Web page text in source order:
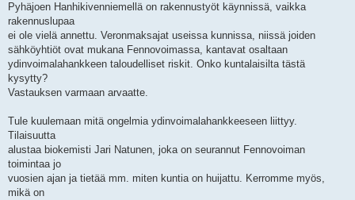
Pyhäjoen Hanhikivenniemellä on rakennustyöt käynnissä, vaikka
rakennuslupaa
ei ole vielä annettu. Veronmaksajat useissa kunnissa, niissä joiden
sähköyhtiöt ovat mukana Fennovoimassa, kantavat osaltaan
ydinvoimalahankkeen taloudelliset riskit. Onko kuntalaisilta tästä
kysytty?
Vastauksen varmaan arvaatte.
Tule kuulemaan mitä ongelmia ydinvoimalahankkeeseen liittyy.
Tilaisuutta
alustaa biokemisti Jari Natunen, joka on seurannut Fennovoiman
toimintaa jo
vuosien ajan ja tietää mm. miten kuntia on huijattu. Kerromme myös,
mikä on